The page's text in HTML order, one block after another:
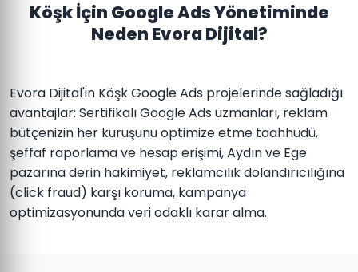
Köşk İçin Google Ads Yönetiminde
Neden Evora Dijital?
Evora Dijital'in Köşk Google Ads projelerinde sağladığı
avantajlar: Sertifikalı Google Ads uzmanları, reklam
bütçenizin her kuruşunu optimize etme taahhüdü,
şeffaf raporlama ve hesap erişimi, Aydın ve Ege
pazarına derin hakimiyet, reklamcılık dolandırıcılığına
(click fraud) karşı koruma, kampanya
optimizasyonunda veri odaklı karar alma.